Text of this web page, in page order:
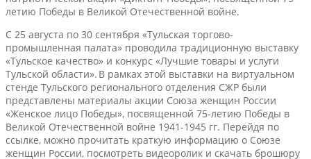
летию Победы в Великой Отечественной войне.
С 25 августа по 30 сентября «Тульская торгово-
промышленная палата» проводила традиционную выставку
«Тульское качество» и конкурс «Лучшие товары и услуги
Тульской области». В рамках этой выставки на виртуальном
стенде Тульского регионального отделения СЖР были
представлены материалы акции Союза женщин России
«Женское лицо Победы», посвященной 75-летию Победы в
Великой Отечественной войне 1941-1945 гг. Перейдя по
ссылке, можно прочитать краткую информацию о Союзе
женщин России, посмотреть видеоролик и скачать брошюру